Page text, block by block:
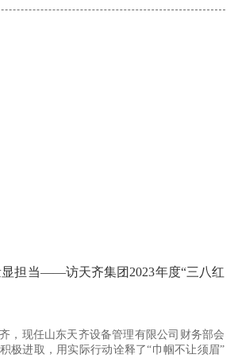
春秋。
担当——访天齐集团2023年度“三八红
，现任山东天齐设备管理有限公司财务部会
极进取，用实际行动诠释了“巾帼不让须眉”